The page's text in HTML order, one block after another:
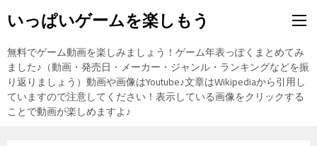
いっぱいゲームを楽しもう
無料でゲーム動画を楽しみましょう！ゲーム年表っぽくまとめてみ
ました♪（動画・発売日・メーカー・ジャンル・ランキングなどを振
り返りましょう）動画や画像はYoutube♪文章はWikipediaから引用し
ていますので注意してください！表示している画像をクリックする
ことで動画が楽しめますよ♪